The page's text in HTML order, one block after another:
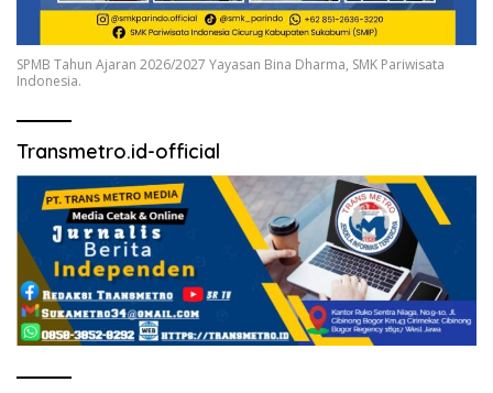
SPMB Tahun Ajaran 2026/2027 Yayasan Bina Dharma, SMK Pariwisata
Indonesia.
Transmetro.id-official